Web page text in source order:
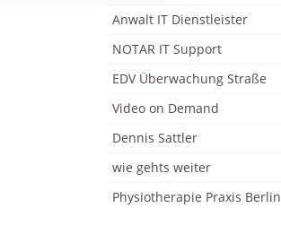
Anwalt IT Dienstleister
NOTAR IT Support
EDV Überwachung Straße
Video on Demand
Dennis Sattler
wie gehts weiter
Physiotherapie Praxis Berlin